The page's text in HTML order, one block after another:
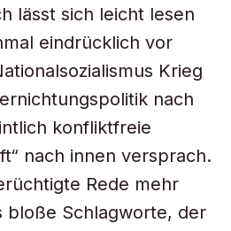
lässt sich leicht lesen
eindrücklich vor
Krieg
nach
konfliktfreie
nach innen versprach.
Rede mehr
bloße Schlagworte, der